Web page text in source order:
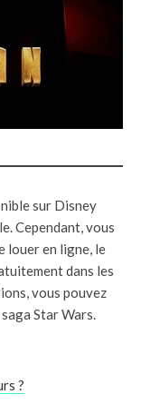
sur Disney
Cependant, vous
louer en ligne, le
dans les
vous pouvez
Star Wars.
?